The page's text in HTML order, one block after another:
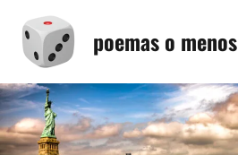
contenido
poemas o menos